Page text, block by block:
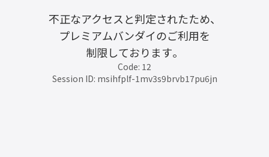
不正なアクセスと判定されたため、
プレミアムバンダイのご利用を
制限しております。
Code: 12
Session ID: msihfplf-1mv3s9brvb17pu6jn